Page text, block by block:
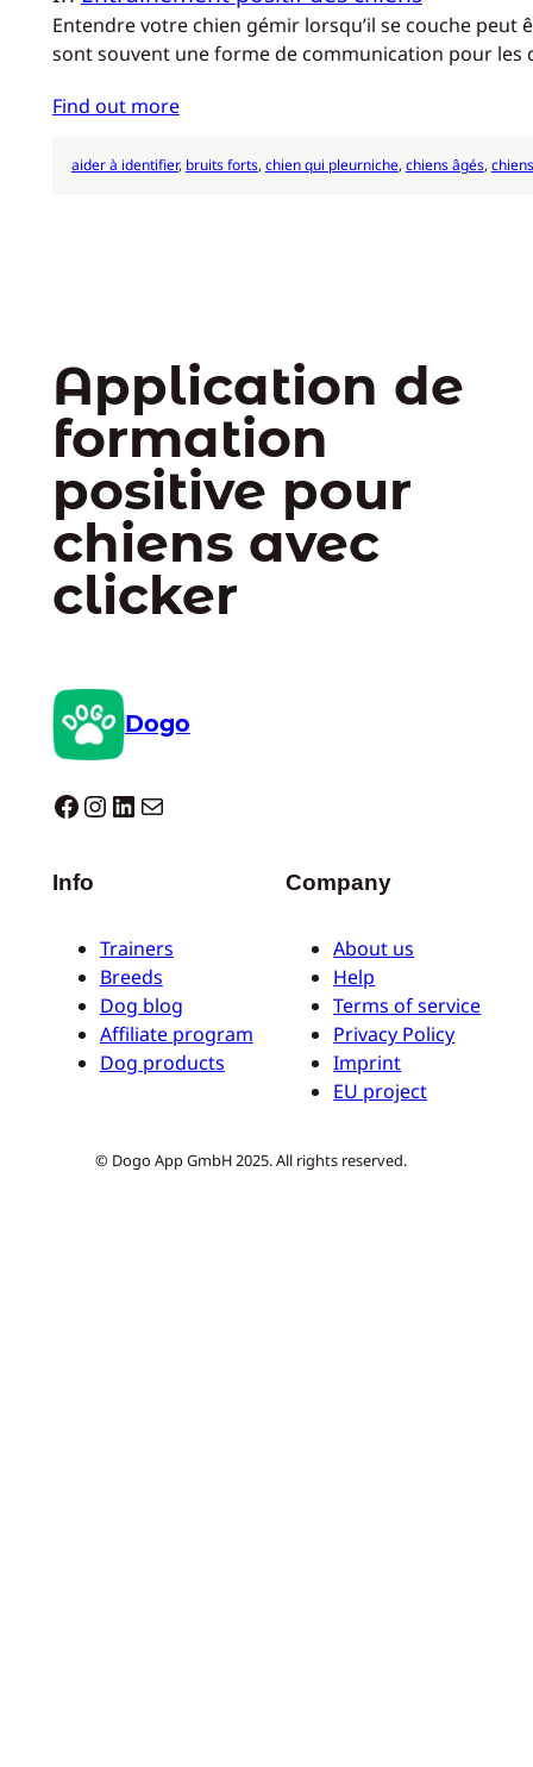
Entendre votre chien gémir lorsqu’il se couche
sont souvent une forme de communication pour les
Find out more
aider à identifier, bruits forts, chien qui pleurniche, chiens âgés,
Application de
formation
positive pour
chiens avec
clicker
Dogo
Dogo facebook InstagramLinkedIn E-mail
Info
Trainers
Breeds
Dog blog
Affiliate program
Dog products
Company
About us
Help
Terms of service
Privacy Policy
Imprint
EU project
© Dogo App GmbH 2025. All rights reserved.